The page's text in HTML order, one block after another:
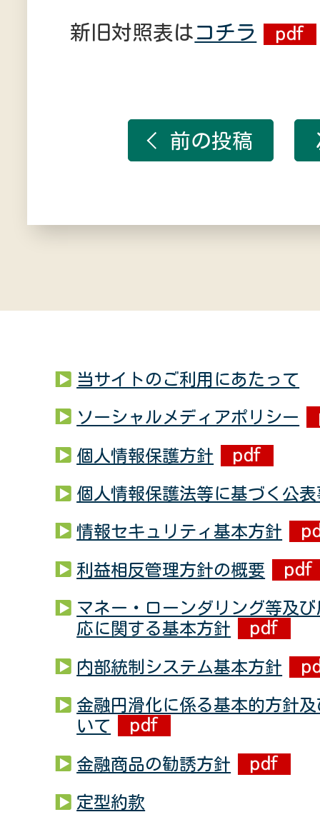
新旧対照表は コチラ
前の投稿
当サイトのご利用にあたって
ソーシャルメディアポリシー
個人情報保護方針
個人情報保護法等に基づく公
情報セキュリティ基本方針
利益相反管理方針の概要
マネー・ローンダリング等及
応に関する基本方針
内部統制システム基本方針
金融円滑化に係る基本的方針
いて
金融商品の勧誘方針
定型約款